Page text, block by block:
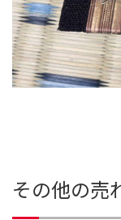
その他の売